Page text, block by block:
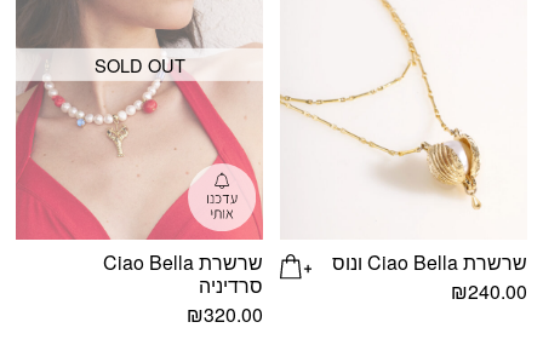
שרשרת Ciao Bella ונוס
₪240.00
SOLD OUT
שרשרת Ciao Bella
סרדיניה
₪320.00